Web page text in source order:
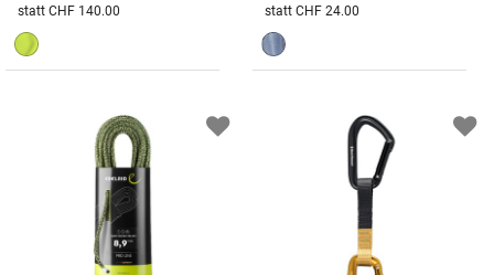
Preis reduziert von
statt CHF 140.00 Preis reduziert von
statt CHF 24.00